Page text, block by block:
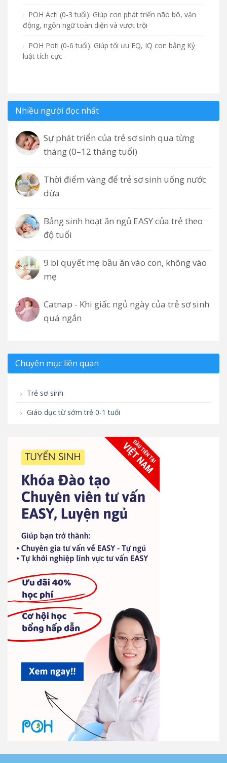
POH Acti (0-3 tuổi): Giúp con phát triển não bô, vận
động, ngôn ngữ toàn diện và vượt trội
POH Poti (0-6 tuổi): Giúp tối ưu EQ, IQ con bằng Kỷ
luật tích cực
Nhiều người đọc nhất
Sự phát triển của trẻ sơ sinh qua từng
tháng (0–12 tháng tuổi)
Thời điểm vàng để trẻ sơ sinh uống nước
dừa
Bảng sinh hoạt ăn ngủ EASY của trẻ theo
độ tuổi
9 bí quyết mẹ bầu ăn vào con, không vào
mẹ
Catnap - Khi giấc ngủ ngày của trẻ sơ sinh
quá ngắn
Chuyên mục liên quan
Trẻ sơ sinh
Giáo dục từ sớm trẻ 0-1 tuổi